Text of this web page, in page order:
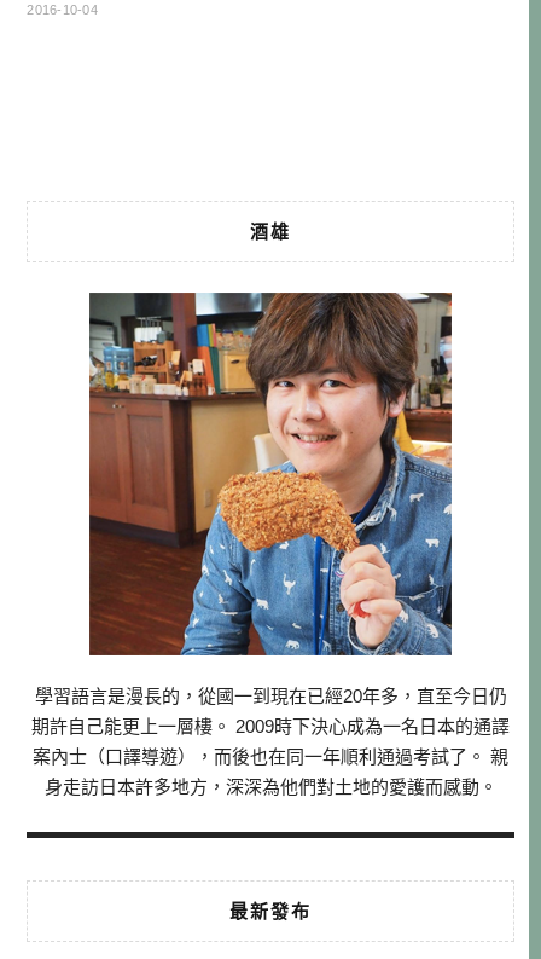
遠一點的地方來洗滌心靈，沒有機場只能靠船交通的小笠原
2016-10-04
酒雄
學習語言是漫長的，從國一到現在已經20年多，直至今日仍
期許自己能更上一層樓。 2009時下決心成為一名日本的通譯
案內士（口譯導遊），而後也在同一年順利通過考試了。 親
身走訪日本許多地方，深深為他們對土地的愛護而感動。
最新發布